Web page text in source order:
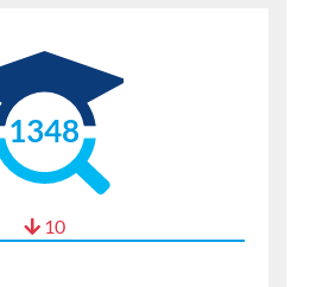
1348
10